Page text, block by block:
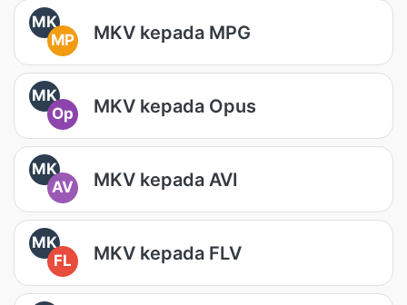
MK
MP
MKV kepada MPG
MK
Op
MKV kepada Opus
MK
AV
MKV kepada AVI
MK
FL
MKV kepada FLV